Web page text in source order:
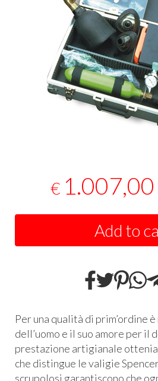
€ 1.007,00
Add to
Per una qualità di prim’ordine
dell’uomo e il suo amore per il
prestazione artigianale
che distingue le valigie
scrupolosi garantiscono che